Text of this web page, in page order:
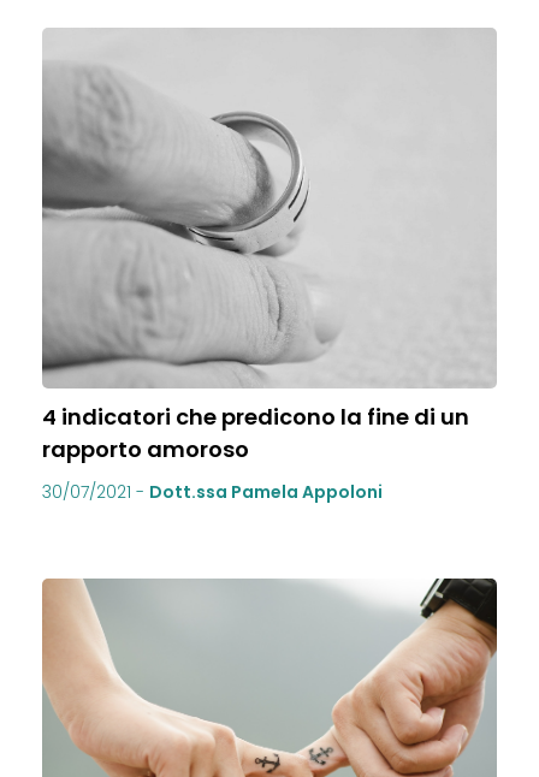
4 indicatori che predicono la fine di un
rapporto amoroso
30/07/2021 - Dott.ssa Pamela Appoloni